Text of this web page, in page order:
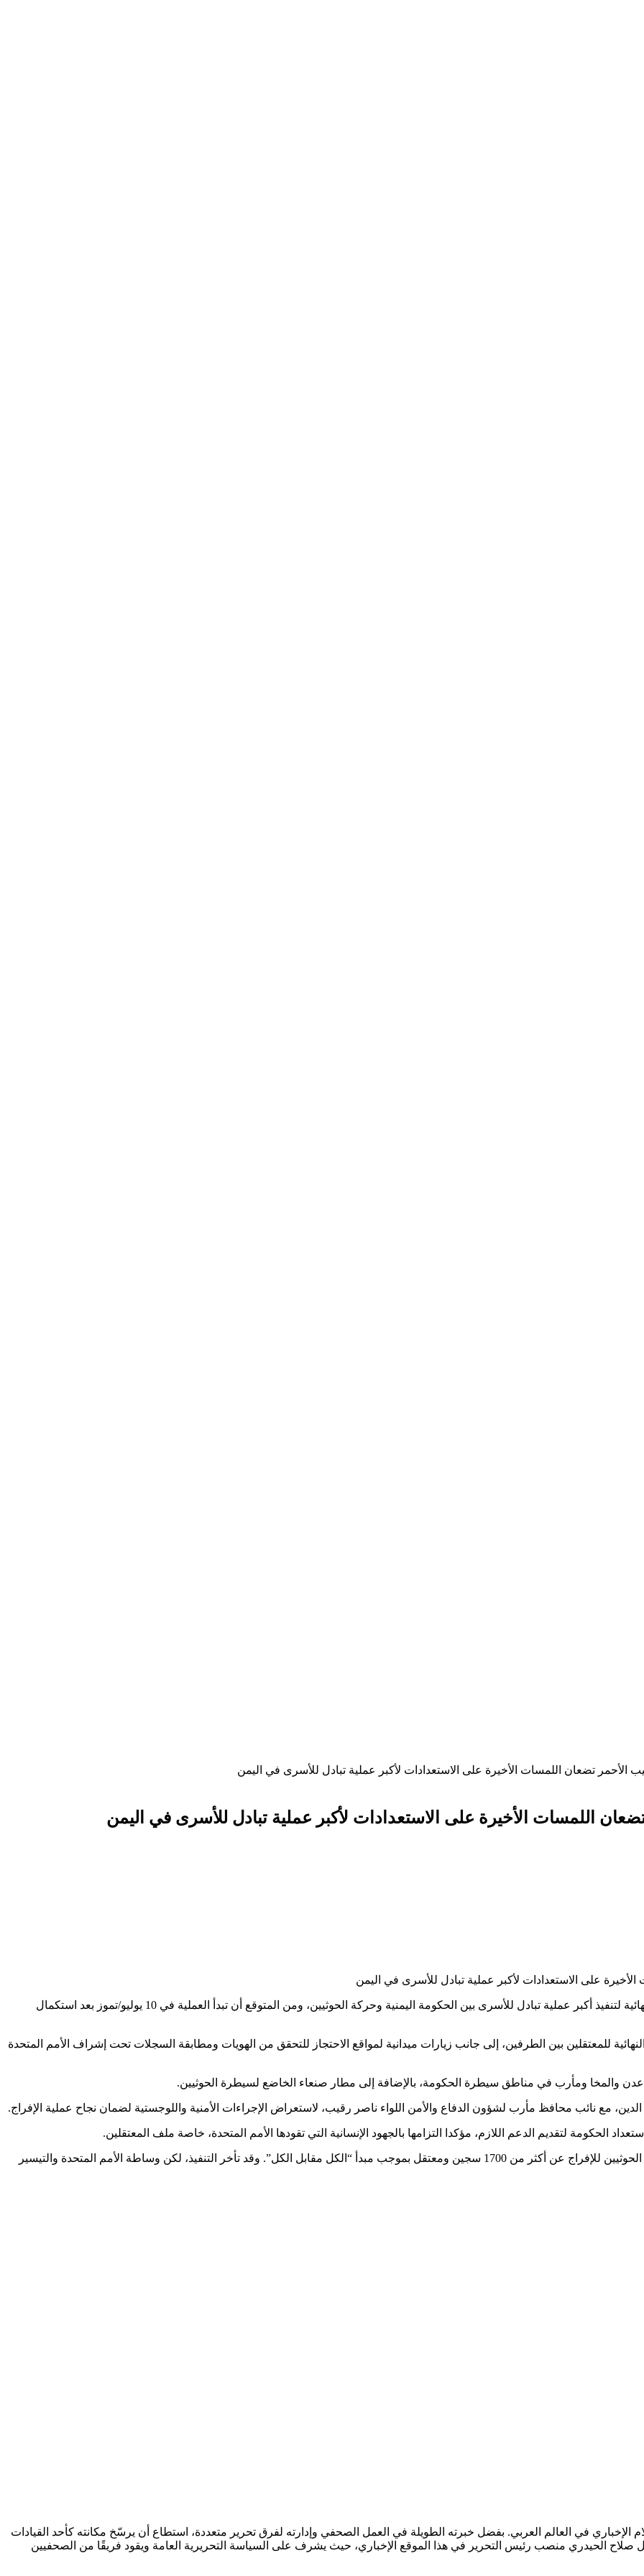
الأحمر تضعان اللمسات الأخيرة على الاستعدادات لأكبر عملية تبادل للأسرى في اليمن
اللمسات الأخيرة على الاستعدادات لأكبر عملية تبادل للأسرى في اليمن
عدن – تمضي الأمم المتحدة والوكالات الإنسانية قدماً في الترتيبات النهائية لتنفيذ أكبر عملية تبادل للأسرى بين الحكومة اليمنية وحركة الحوثيين، ومن المتوقع أن تبدأ العملية في 10 يوليو/تموز بعد استكمال
للمعتقلين بين الطرفين، إلى جانب زيارات ميدانية لمواقع الاحتجاز للتحقق من الهويات ومطابقة السجلات تحت إشراف الأمم المتحدة
عدن والمخا ومأرب في مناطق سيطرة الحكومة، بالإضافة إلى مطار صنعاء الخاضع لسيطرة الحوثيين.
مع نائب محافظ مأرب لشؤون الدفاع والأمن اللواء ناصر رقيب، لاستعراض الإجراءات الأمنية واللوجستية لضمان نجاح عملية الإفراج.
لتقديم الدعم اللازم، مؤكدا التزامها بالجهود الإنسانية التي تقودها الأمم المتحدة، خاصة ملف المعتقلين.
وكان وفد الحكومة اليمنية قد أعلن في مايو/أيار الماضي عن اتفاق مع الحوثيين للإفراج عن أكثر من 1700 سجين ومعتقل بموجب مبدأ “الكل مقابل الكل”. وقد تأخر التنفيذ، لكن وساطة الأمم المتحدة والتيسير
الإخباري في العالم العربي. بفضل خبرته الطويلة في العمل الصحفي وإدارته لفرق تحرير متعددة، استطاع أن يرسّخ مكانته كأحد القيادات
يشغل صلاح الحيدري منصب رئيس التحرير في هذا الموقع الإخباري، حيث يشرف على السياسة التحريرية العامة ويقود فريقًا من الصحفيين